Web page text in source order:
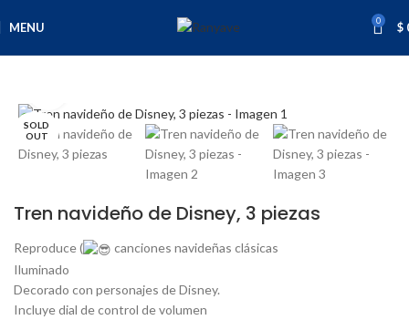
MENU 0 $
SOLD
OUT
Tren navideño de Disney, 3 piezas
Reproduce (
canciones navideñas clásicas
Iluminado
Decorado con personajes de Disney.
Incluye dial de control de volumen